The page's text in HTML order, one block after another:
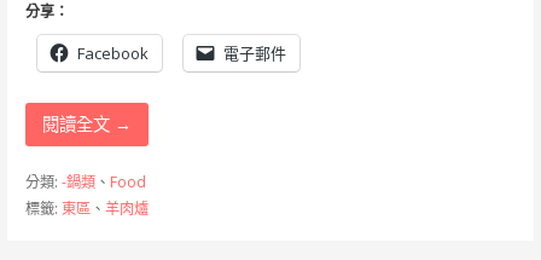
分享：
Facebook 電子郵件
閱讀全文 →
分類: -鍋類、 Food
標籤: 東區、 羊肉爐